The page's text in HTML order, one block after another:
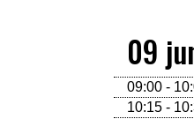
09
09:00 -
10:15 -